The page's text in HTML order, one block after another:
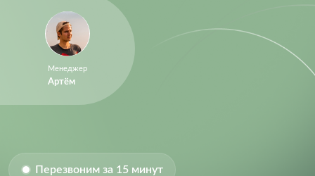
Менеджер
Артём
Перезвоним за 15 минут